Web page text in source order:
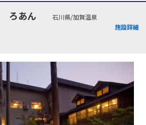
ろあん
石川県/加賀温泉
施設詳細